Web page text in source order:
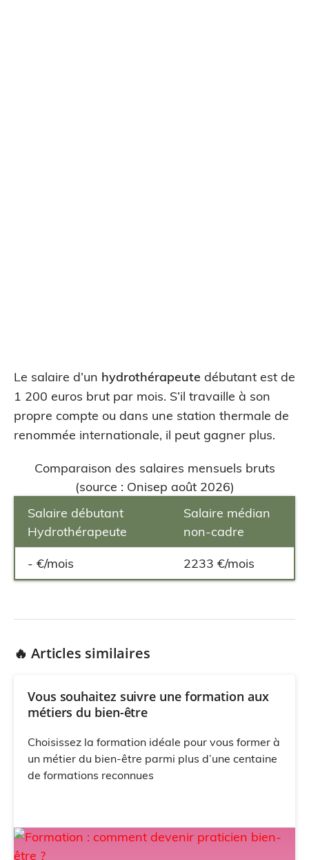
Le salaire d’un hydrothérapeute débutant est de
1 200 euros brut par mois. S’il travaille à son
propre compte ou dans une station thermale de
renommée internationale, il peut gagner plus.
Comparaison des salaires mensuels bruts
(source : Onisep août 2026)
Salaire débutant
Hydrothérapeute
Salaire médian
non-cadre
- €/mois
2233 €/mois
🔥 Articles similaires
Vous souhaitez suivre une formation aux
métiers du bien-être
Choisissez la formation idéale pour vous former à
un métier du bien-être parmi plus d’une centaine
de formations reconnues